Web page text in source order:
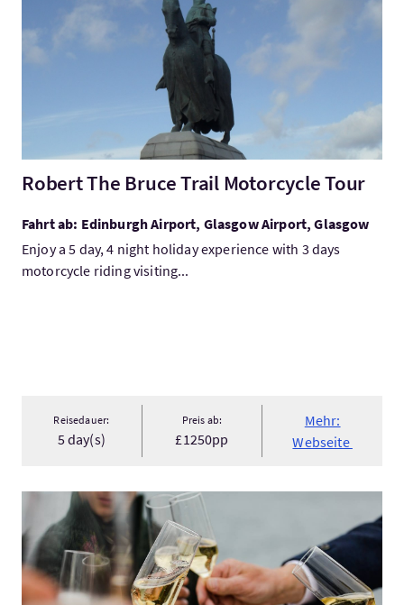
Robert The Bruce Trail Motorcycle Tour
Fahrt ab: Edinburgh Airport, Glasgow Airport, Glasgow
Enjoy a 5 day, 4 night holiday experience with 3 days
motorcycle riding visiting...
Reisedauer:
5 day(s)
Preis ab:
£1250pp
Mehr:
Webseite
Mehr:BESPOKE CHARTER - PRIVATE BOAT TRIP